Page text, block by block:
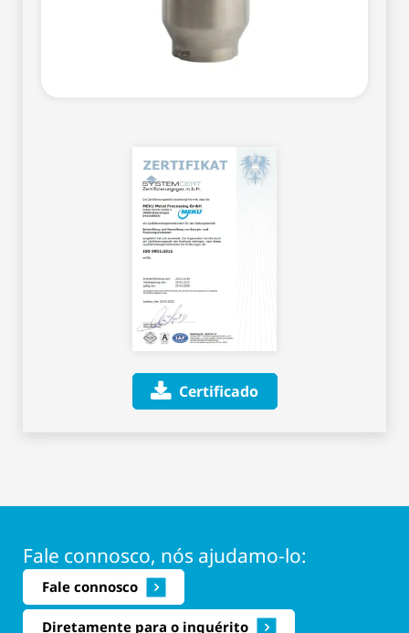
Certificado
Fale connosco, nós ajudamo-lo:
Fale connosco
Diretamente para o inquérito